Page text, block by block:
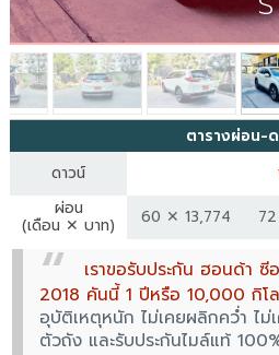
ตารางผ่อน-
ดาวน์
ผ่อน
(เดือน ✕ บาท) 60 ✕ 13,774
เราขอรับประกัน ฮอนด้า
2018 คันนี้ 1 ปีหรือ 10,000 กิโ
อุบัติเหตุหนัก ไม่เคยผลิกคว่ำ ไม่
ตัวถัง และรับประกันไมล์แท้